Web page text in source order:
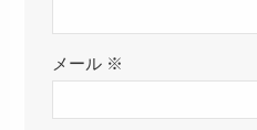
メール ※